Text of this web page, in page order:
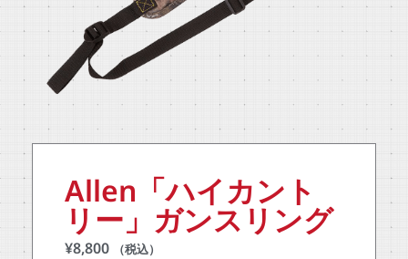
Allen「ハイカント
リー」ガンスリング
¥8,800 （税込）